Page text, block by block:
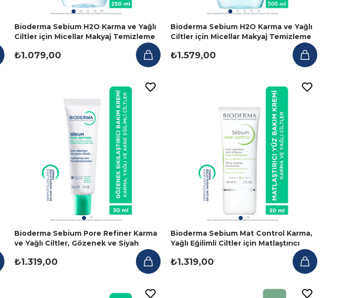
Bioderma Sebium H2O Karma ve Yağlı
Ciltler için Micellar Makyaj Temizleme
₺1.079,00
Bioderma Sebium H2O Karma ve Yağlı
Ciltler için Micellar Makyaj Temizleme
₺1.579,00
Bioderma Sebium Pore Refiner Karma
ve Yağlı Ciltler, Gözenek ve Siyah
₺1.319,00
Bioderma Sebium Mat Control Karma,
Yağlı Eğilimli Ciltler için Matlaştırıcı
₺1.319,00